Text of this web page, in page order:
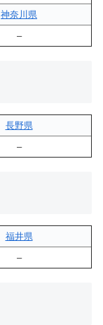
神奈川県
–
長野県
–
福井県
–